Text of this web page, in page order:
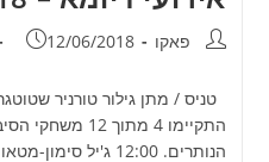
מחבר:פאקו פורסם:
12/06/2018